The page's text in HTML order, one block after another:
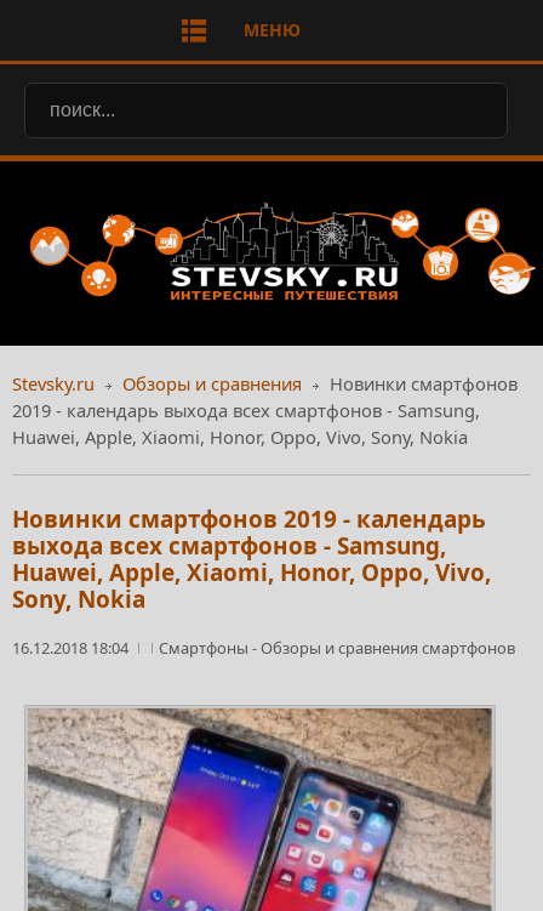
МЕНЮ
Stevsky.ru Обзоры и сравнения
Новинки смартфонов
2019 - календарь выхода всех смартфонов - Samsung,
Huawei, Apple, Xiaomi, Honor, Oppo, Vivo, Sony, Nokia
Новинки смартфонов 2019 - календарь
выхода всех смартфонов - Samsung,
Huawei, Apple, Xiaomi, Honor, Oppo, Vivo,
Sony, Nokia
16.12.2018 18:04 Смартфоны -Обзоры и сравнения смартфонов